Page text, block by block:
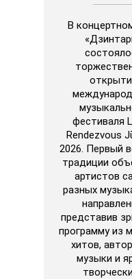
В
фестиваля
Rendezvous
2026. Первый
традиции
артистов
разных
представив
программу из
хитов,
музыки и